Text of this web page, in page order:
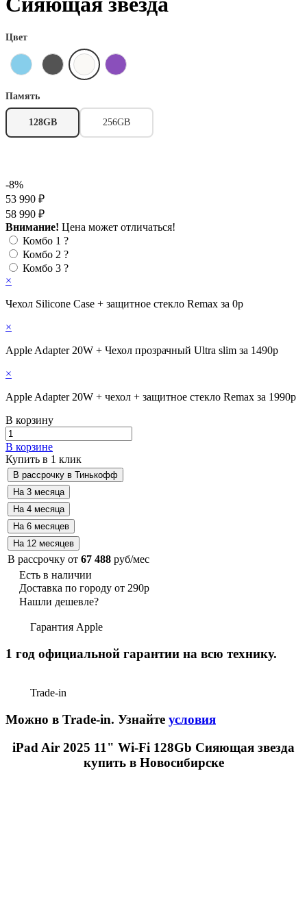
Цвет
Память
128GB 256GB
-8%
53 990 ₽
58 990 ₽
Внимание! Цена может отличаться!
Комбо 1 ?
Комбо 2 ?
Комбо 3 ?
×
Чехол Silicone Case + защитное стекло Remax за 0р
×
Apple Adapter 20W + Чехол прозрачный Ultra slim за 1490р
×
Apple Adapter 20W + чехол + защитное стекло Remax за 1990р
В корзину
В корзине
Купить в 1 клик
В рассрочку от 67 488 руб/мес
Есть в наличии
Доставка по городу от 290р
Нашли дешевле?
Гарантия Apple
1 год официальной гарантии на всю технику.
Trade-in
Можно в Trade-in. Узнайте условия
iPad Air 2025 11" Wi-Fi 128Gb Сияющая звезда
купить в Новосибирске